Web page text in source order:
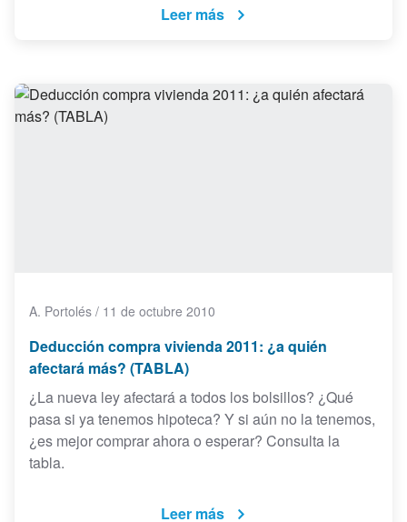
Leer más
A. Portolés / 11 de octubre 2010
Deducción compra vivienda 2011: ¿a quién
afectará más? (TABLA)
¿La nueva ley afectará a todos los bolsillos? ¿Qué
pasa si ya tenemos hipoteca? Y si aún no la tenemos,
¿es mejor comprar ahora o esperar? Consulta la
tabla.
Leer más